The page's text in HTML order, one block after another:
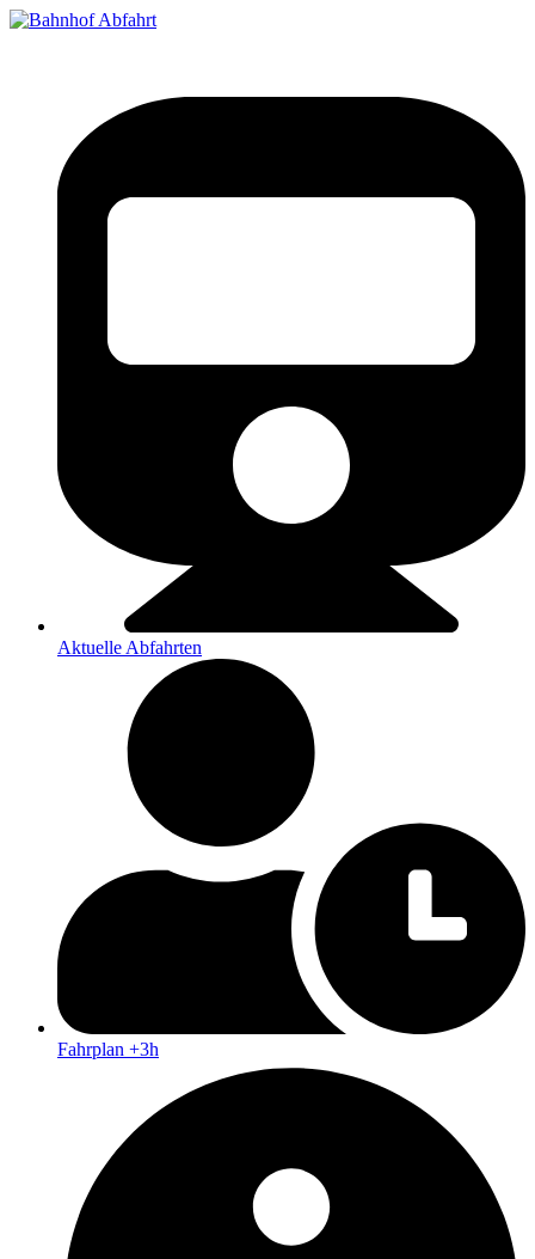
Aktuelle Abfahrten
Fahrplan +3h